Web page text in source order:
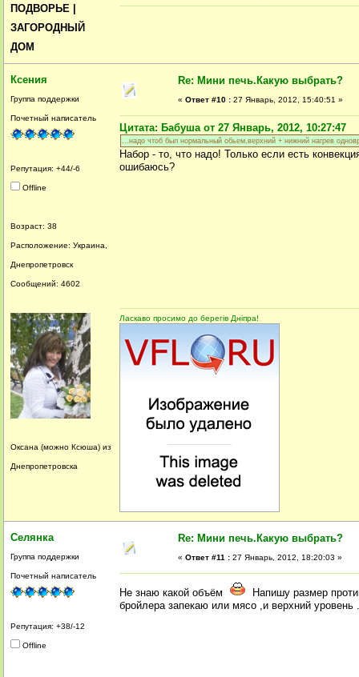
ПОДВОРЬЕ |
ЗАГОРОДНЫЙ
ДОМ
Ксения
Группа поддержки
Почетный написатель
Репутация: +44/-6
Offline
Возраст: 38
Расположение: Украина,
Днепропетровск
Сообщений: 4602
Оксана (можно Ксюша) из
Днепропетровска
Re: Мини печь.Какую выбрать?
« Ответ #10 : 27 Январь, 2012, 15:40:51 »
Цитата: Бабуша от 27 Январь, 2012, 10:27:47
...надо чтоб был нормальный обьем,верхний + нижний нагрев
Набор - то, что надо! Только если есть
ошибаюсь?
Ласкаво просимо до берегів Дніпра!
Селянка
Группа поддержки
Почетный написатель
Репутация: +38/-12
Offline
Re: Мини печь.Какую выбрать?
« Ответ #11 : 27 Январь, 2012, 18:20:03 »
Не знаю какой объём
Напишу размер
бройлера запекаю или мясо ,и верхний уровень .